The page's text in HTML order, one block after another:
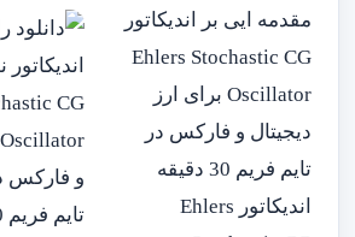
مقدمه ایی بر اندیکاتور
Ehlers Stochastic CG
Oscillator برای ارز
دیجیتال و فارکس در
تایم فریم 30 دقیقه
اندیکاتور Ehlers